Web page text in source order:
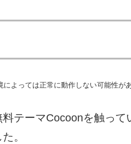
よっては正常に動作しない可能性があ
テーマCocoonを触っ
。